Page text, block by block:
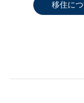
移住に